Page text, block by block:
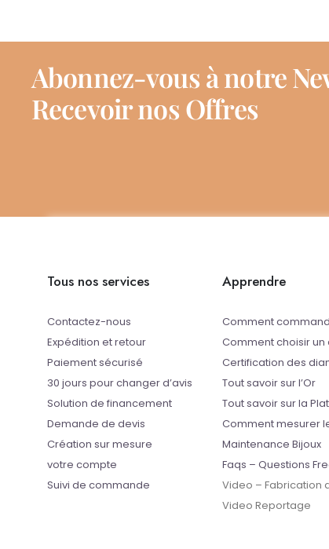
Abonnez-vous à notre
Recevoir nos Offres
Tous nos services
Contactez-nous
Expédition et retour
Paiement sécurisé
30 jours pour changer d’avis
Solution de financement
Demande de devis
Création sur mesure
votre compte
Suivi de commande
Apprendre
Comment
Comment choisir un
Certification des
Tout savoir sur l’Or
Tout savoir sur la
Comment mesurer
Maintenance Bijoux
Faqs – Questions
Video – Fabrication
Video Reportage